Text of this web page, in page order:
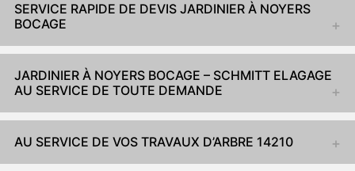
SERVICE RAPIDE DE DEVIS JARDINIER À NOYERS
BOCAGE
JARDINIER À NOYERS BOCAGE – SCHMITT ELAGAGE
AU SERVICE DE TOUTE DEMANDE
AU SERVICE DE VOS TRAVAUX D’ARBRE 14210